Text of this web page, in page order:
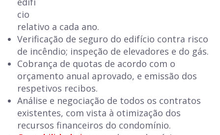
cio
relativo a cada ano.
Verificação de seguro do edifício contra risco
de incêndio; inspeção de elevadores e do gás.
Cobrança de quotas de acordo com o
orçamento anual aprovado, e emissão dos
respetivos recibos.
Análise e negociação de todos os contratos
existentes, com vista à otimização dos
recursos financeiros do condomínio.